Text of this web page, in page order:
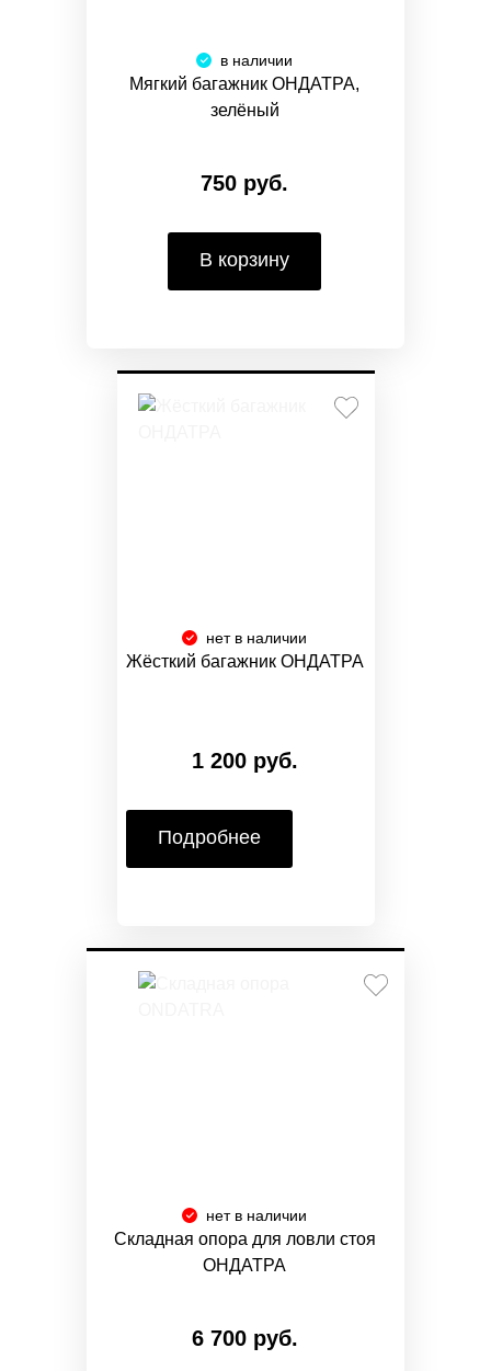
в наличии
Мягкий багажник ОНДАТРА,
зелёный
750 руб.
В корзину
нет в наличии
Жёсткий багажник ОНДАТРА
1 200 руб.
Подробнее
нет в наличии
Складная опора для ловли стоя
ОНДАТРА
6 700 руб.